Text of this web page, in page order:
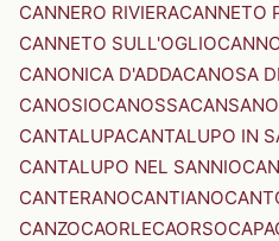
CANNERO RIVIERACANNETO
CANNETO SULL'OGLIO
CANONICA D'ADDACANOSA
CANOSIOCANOSSACANSANO
CANTALUPACANTALUPO IN
CANTALUPO NEL SANNIO
CANTERANOCANTIANO
CANZOCAORLECAORSO